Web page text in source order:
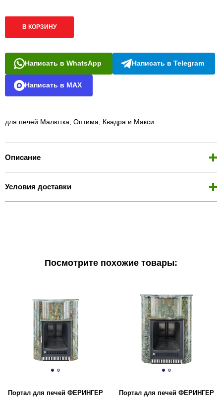
В КОРЗИНУ
Написать в WhatsApp Написать в Telegram
Написать в MAX
для печей Малютка, Оптима, Квадра и Макси
Описание
Условия доставки
Посмотрите похожие товары:
Портал для печей ФЕРИНГЕР
Портал для печей ФЕРИНГЕР